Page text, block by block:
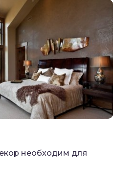
необходим для